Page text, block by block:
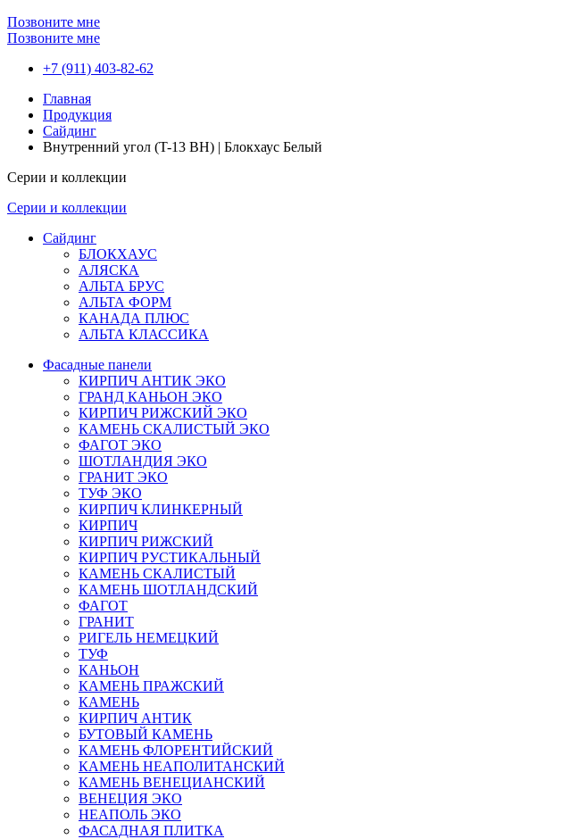
Позвоните мне
Позвоните мне
+7 (911) 403-82-62
Главная
Продукция
Сайдинг
Внутренний угол (T-13 BH) | Блокхаус Белый
Серии и коллекции
Серии и коллекции
Сайдинг
БЛОКХАУС
АЛЯСКА
АЛЬТА БРУС
АЛЬТА ФОРМ
КАНАДА ПЛЮС
АЛЬТА КЛАССИКА
Фасадные панели
КИРПИЧ АНТИК ЭКО
ГРАНД КАНЬОН ЭКО
КИРПИЧ РИЖСКИЙ ЭКО
КАМЕНЬ СКАЛИСТЫЙ ЭКО
ФАГОТ ЭКО
ШОТЛАНДИЯ ЭКО
ГРАНИТ ЭКО
ТУФ ЭКО
КИРПИЧ КЛИНКЕРНЫЙ
КИРПИЧ
КИРПИЧ РИЖСКИЙ
КИРПИЧ РУСТИКАЛЬНЫЙ
КАМЕНЬ СКАЛИСТЫЙ
КАМЕНЬ ШОТЛАНДСКИЙ
ФАГОТ
ГРАНИТ
РИГЕЛЬ НЕМЕЦКИЙ
ТУФ
КАНЬОН
КАМЕНЬ ПРАЖСКИЙ
КАМЕНЬ
КИРПИЧ АНТИК
БУТОВЫЙ КАМЕНЬ
КАМЕНЬ ФЛОРЕНТИЙСКИЙ
КАМЕНЬ НЕАПОЛИТАНСКИЙ
КАМЕНЬ ВЕНЕЦИАНСКИЙ
ВЕНЕЦИЯ ЭКО
НЕАПОЛЬ ЭКО
ФАСАДНАЯ ПЛИТКА